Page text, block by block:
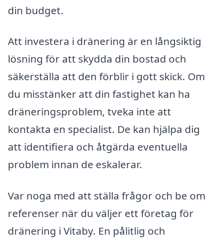
din budget.
Att investera i dränering är en långsiktig
lösning för att skydda din bostad och
säkerställa att den förblir i gott skick. Om
du misstänker att din fastighet kan ha
dräneringsproblem, tveka inte att
kontakta en specialist. De kan hjälpa dig
att identifiera och åtgärda eventuella
problem innan de eskalerar.
Var noga med att ställa frågor och be om
referenser när du väljer ett företag för
dränering i Vitaby. En pålitlig och